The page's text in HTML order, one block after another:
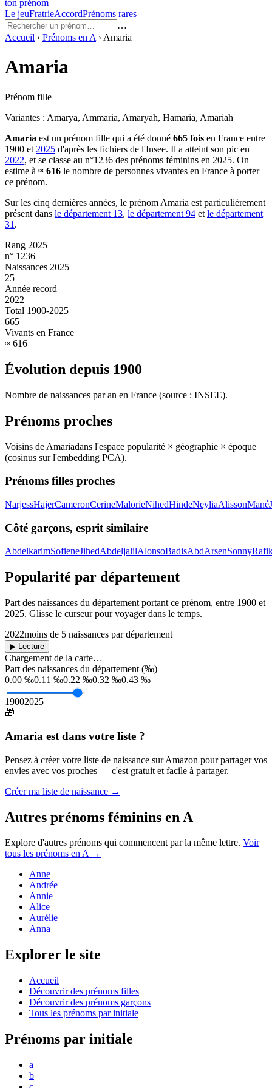
ton prénom
Le jeuFratrieAccordPrénoms rares
…
Accueil › Prénoms en A › Amaria
Amaria
Prénom fille
Variantes : Amarya, Ammaria, Amaryah, Hamaria, Amariah
Amaria est un prénom fille qui a été donné 665 fois en France entre
1900 et 2025 d'après les fichiers de l'Insee. Il a atteint son pic en
2022, et se classe au n°1236 des prénoms féminins en 2025. On
estime à ≈ 616 le nombre de personnes vivantes en France à porter
ce prénom.
Sur les cinq dernières années, le prénom Amaria est particulièrement
présent dans le département 13, le département 94 et le département
31 .
Rang 2025
n° 1236
Naissances 2025
25
Année record
2022
Total 1900-2025
665
Vivants en France
≈ 616
Évolution depuis 1900
Nombre de naissances par an en France (source : INSEE).
Prénoms proches
Voisins de Amariadans l'espace popularité × géographie × époque
(cosinus sur l'embedding PCA).
Prénoms filles proches
NarjessHajerCameronCerineMalorieNihedHindeNeyliaAlissonMané
Côté garçons, esprit similaire
AbdelkarimSofieneJihedAbdeljalilAlonsoBadisAbdArsenSonny
Popularité par département
Part des naissances du département portant ce prénom, entre 1900 et
2025. Glisse le curseur pour voyager dans le temps.
2022moins de 5 naissances par département
▶ Lecture
Chargement de la carte…
Part des naissances du département (‰)
0.00 ‰0.11 ‰0.22 ‰0.32 ‰0.43 ‰
19002025
🎁
Amaria est dans votre liste ?
Pensez à créer votre liste de naissance sur Amazon pour partager vos
envies avec vos proches — c'est gratuit et facile à partager.
Créer ma liste de naissance →
Autres prénoms féminins en A
Explore d'autres prénoms qui commencent par la même lettre. Voir
tous les prénoms enA→
Anne
Andrée
Annie
Alice
Aurélie
Anna
Explorer le site
Accueil
Découvrir des prénoms filles
Découvrir des prénoms garçons
Tous les prénoms par initiale
Prénoms par initiale
a
b